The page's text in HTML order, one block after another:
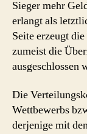
Sieger mehr
erlangt als
Seite erzeugt
zumeist die
ausgeschlossen
Die
Wettbewerbs
derjenige mit